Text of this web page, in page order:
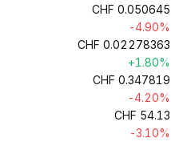
CHF 0.050645
-4.90%
CHF 0.02278363
+1.80%
CHF 0.347819
-4.20%
CHF 54.13
-3.10%